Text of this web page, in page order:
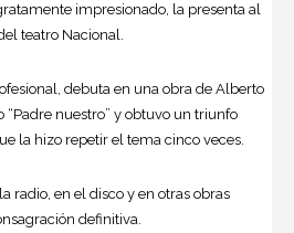
impresionado, la presenta al
teatro Nacional.
debuta en una obra de Alberto
“Padre nuestro” y obtuvo un triunfo
la hizo repetir el tema cinco veces.
radio, en el disco y en otras obras
definitiva.